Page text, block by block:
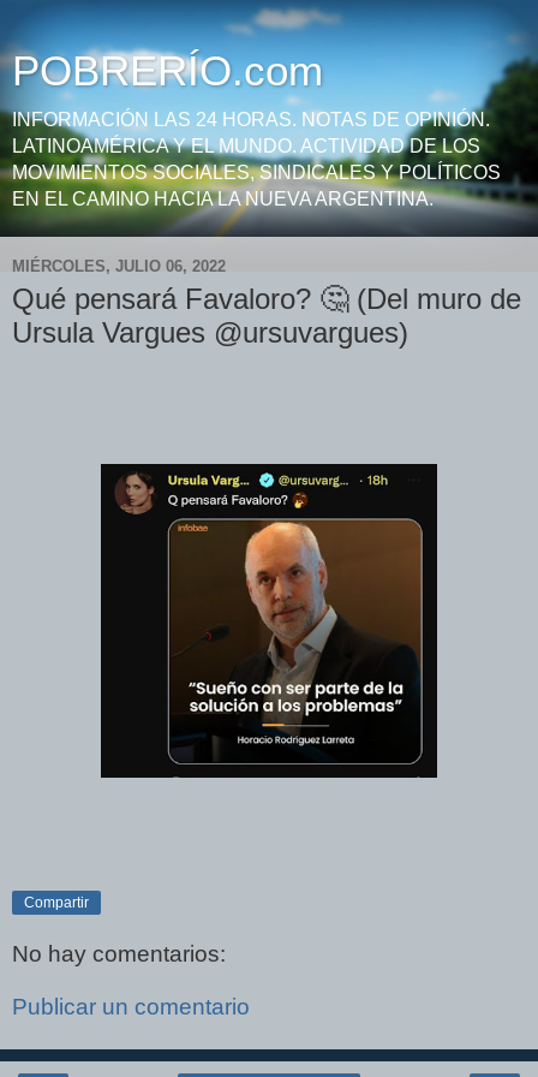
POBRERÍO.com
INFORMACIÓN LAS 24 HORAS. NOTAS DE OPINIÓN.
LATINOAMÉRICA Y EL MUNDO. ACTIVIDAD DE LOS
MOVIMIENTOS SOCIALES, SINDICALES Y POLÍTICOS
EN EL CAMINO HACIA LA NUEVA ARGENTINA.
MIÉRCOLES, JULIO 06, 2022
Qué pensará Favaloro? 🤔 (Del muro de
Ursula Vargues @ursuvargues)
Compartir
No hay comentarios:
Publicar un comentario